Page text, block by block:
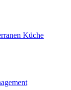
Küche